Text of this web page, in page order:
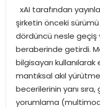
EĞITIM
SPOR
EKONOMI
MAGAZIN
xAI tarafından
şirketin önceki
dördüncü nesle geçiş
beraberinde getirdi.
bilgisayarı
mantıksal akıl
becerilerinin yanı
yorumlama